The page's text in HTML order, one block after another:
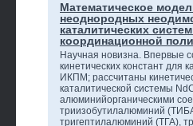
Математическое
неоднородных
каталитических
координационной
Научная новизна. Впервые
кинетических констант для
ИКПМ; рассчитаны
каталитической системы
алюминийорганическими
триизобутилалюминий
тригептилалюминий (ТГА),